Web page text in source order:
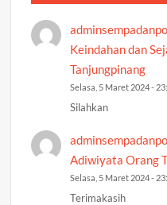
Keindahan dan
Tanjungpinang
Selasa, 5 Maret 2024 -
Silahkan
Adiwiyata Orang
Selasa, 5 Maret 2024 -
Terimakasih